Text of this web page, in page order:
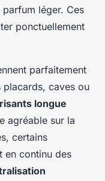
léger. Ces
ponctuellement
parfaitement
placards, caves ou
longue
agréable sur la
certains
en continu des